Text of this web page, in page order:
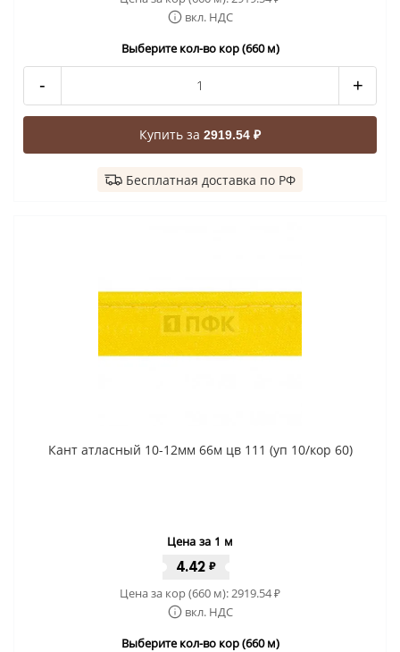
вкл. НДС
Выберите кол-во кор (660 м)
- +
Купить за 2919.54 ₽
Бесплатная доставка по РФ
Кант атласный 10-12мм 66м цв 111 (уп 10/кор 60)
Цена за 1 м
4.42 ₽
Цена за кор (660 м): 2919.54₽
вкл. НДС
Выберите кол-во кор (660 м)